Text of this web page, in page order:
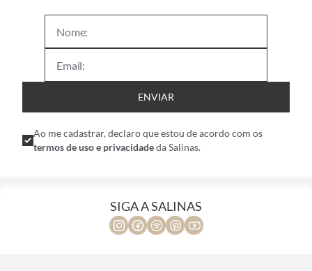
ENVIAR
Ao me cadastrar, declaro que estou de acordo com os
termos de uso e privacidadeda Salinas.
SIGA A SALINAS